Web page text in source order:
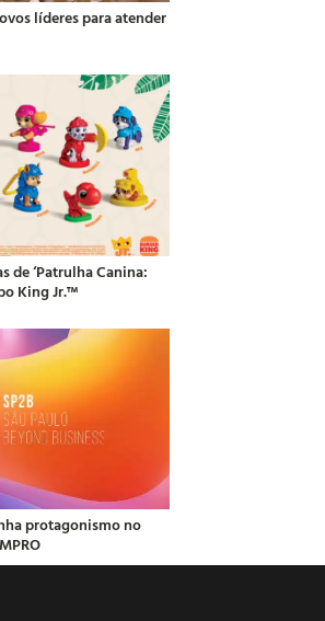
líderes para atender
de ‘Patrulha Canina:
King Jr.™
protagonismo no